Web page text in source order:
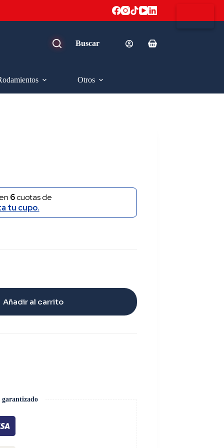
Carro
Otros
6cuotas de
tu cupo.
Añadir al carrito
garantizado